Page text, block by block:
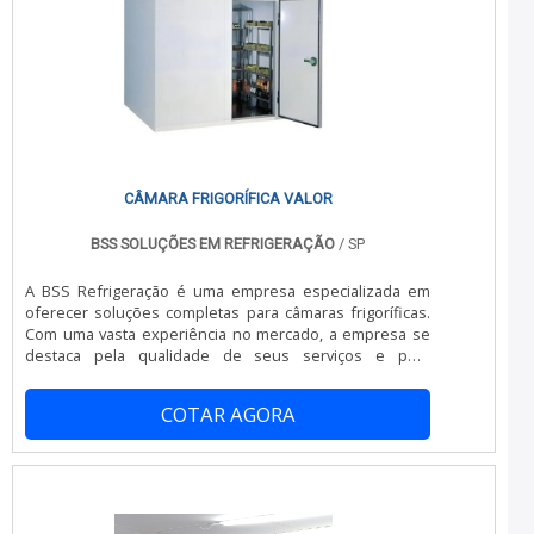
somados a um time com equipe multidisciplinar de
consultores associados e equipe de alta qualidade,
comprova sua essência de trazer o melhor para todos
CÂMARA FRIGORÍFICA VALOR
BSS SOLUÇÕES EM REFRIGERAÇÃO / SP
A BSS Refrigeração é uma empresa especializada em
oferecer soluções completas para câmaras frigoríficas.
Com uma vasta experiência no mercado, a empresa se
destaca pela qualidade de seus serviços e pelo
clientes.Ao optar pela BSS Refrigeração, você terá
acesso a uma equipe altamente qualificada, que irá
projetar e instalar a câmara frigorífica de acordo com as
especificações do seu negócio. Além disso, a empresa
equipamento e evitando possíveis problemas.A BSS
COTAR AGORA